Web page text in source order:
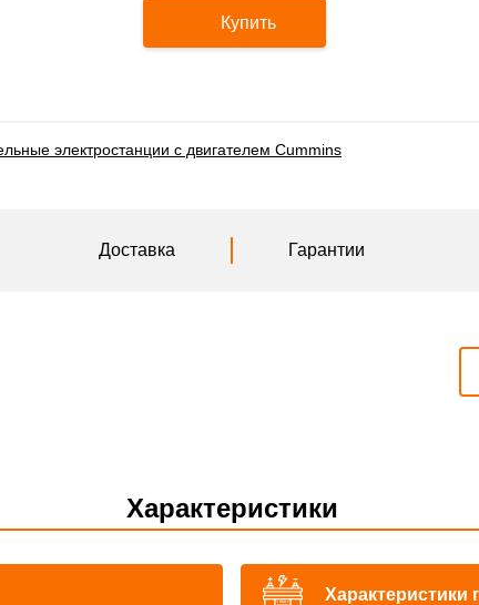
Купить
электростанции с двигателем Cummins
Доставка Гарантии
Характеристики
Характеристики